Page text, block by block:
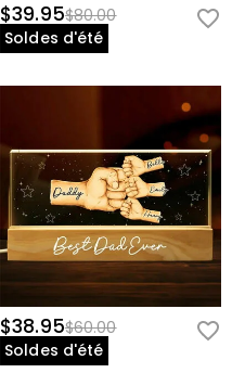
$39.95$80.00
Soldes d'été
$38.95$60.00
Soldes d'été